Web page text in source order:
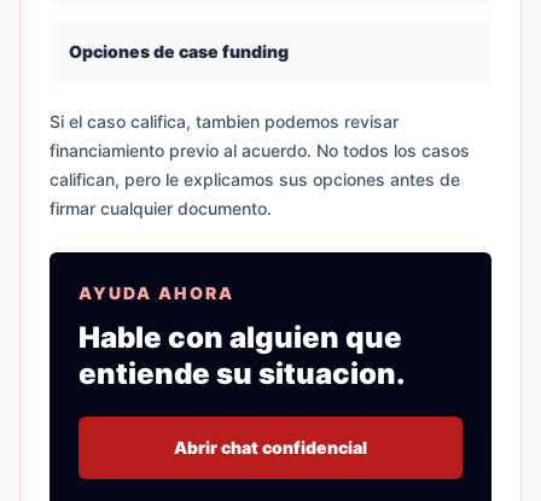
Opciones de case funding
Si el caso califica, tambien podemos revisar
financiamiento previo al acuerdo. No todos los casos
califican, pero le explicamos sus opciones antes de
firmar cualquier documento.
AYUDA AHORA
Hable con alguien que
entiende su situacion.
Abrir chat confidencial